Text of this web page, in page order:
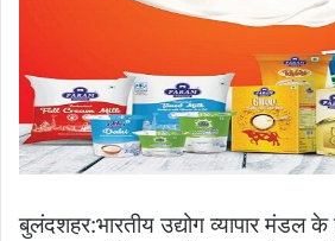
बुलंदशहर:भारतीय उद्योग व्यापार मंडल